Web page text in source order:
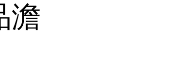
澹